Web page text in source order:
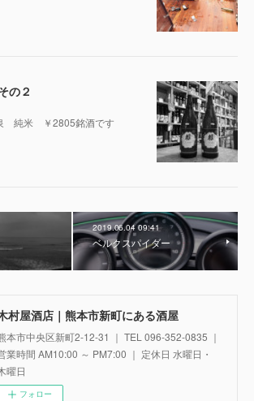
の２
純米 ￥2805銘酒です
2019.06.04 09:41
ベルクスパイダー
村屋酒店｜熊本市新町にある酒屋
本市中央区新町2-12-31 ｜ TEL 096-352-0835 ｜
業時間 AM10:00 ～ PM7:00 ｜ 定休日 水曜日・
曜日
フォロー